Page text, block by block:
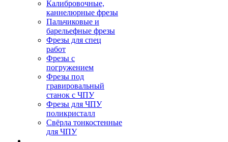
Калибровочные,
каннелюрные фрезы
Пальчиковые и
барельефные фрезы
Фрезы для спец
работ
Фрезы с
погружением
Фрезы под
гравировальный
станок с ЧПУ
Фрезы для ЧПУ
поликристалл
Свёрла тонкостенные
для ЧПУ